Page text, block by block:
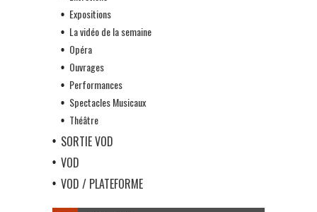
Expositions
La vidéo de la semaine
Opéra
Ouvrages
Performances
Spectacles Musicaux
Théâtre
SORTIE VOD
VOD
VOD / PLATEFORME